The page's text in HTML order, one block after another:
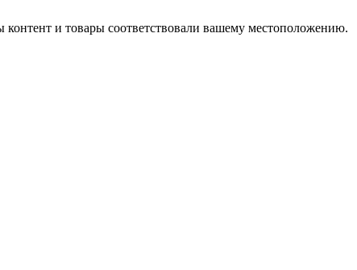
и товары соответствовали вашему местоположению.